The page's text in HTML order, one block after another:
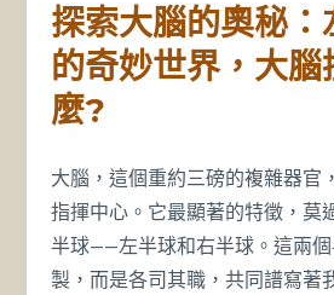
探索大腦的奧秘：
的奇妙世界，大腦
麼?
大腦，這個重約三磅的複雜器官
指揮中心。它最顯著的特徵，莫
半球——左半球和右半球。這兩
製，而是各司其職，共同譜寫著